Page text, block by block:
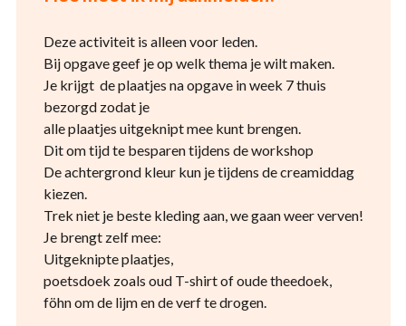
Deze activiteit is alleen voor leden.
Bij opgave geef je op welk thema je wilt maken.
Je krijgt de plaatjes na opgave in week 7 thuis
bezorgd zodat je
alle plaatjes uitgeknipt mee kunt brengen.
Dit om tijd te besparen tijdens de workshop
De achtergrond kleur kun je tijdens de creamiddag
kiezen.
Trek niet je beste kleding aan, we gaan weer verven!
Je brengt zelf mee:
Uitgeknipte plaatjes,
poetsdoek zoals oud T-shirt of oude theedoek,
föhn om de lijm en de verf te drogen.